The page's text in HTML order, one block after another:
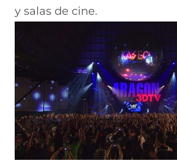
y salas de cine.